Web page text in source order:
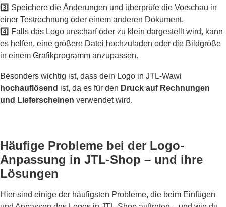
3️⃣ Speichere die Änderungen und überprüfe die Vorschau in
einer Testrechnung oder einem anderen Dokument.
4️⃣ Falls das Logo unscharf oder zu klein dargestellt wird, kann
es helfen, eine größere Datei hochzuladen oder die Bildgröße
in einem Grafikprogramm anzupassen.
Besonders wichtig ist, dass dein Logo in JTL-Wawi
hochauflösend ist, da es für den Druck auf Rechnungen
und Lieferscheinen verwendet wird.
Häufige Probleme bei der Logo-
Anpassung in JTL-Shop – und ihre
Lösungen
Hier sind einige der häufigsten Probleme, die beim Einfügen